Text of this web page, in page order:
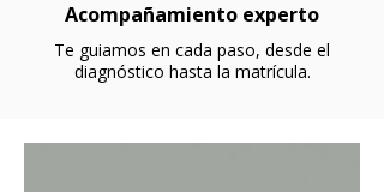
Acompañamiento experto
Te guiamos en cada paso, desde el
diagnóstico hasta la matrícula.